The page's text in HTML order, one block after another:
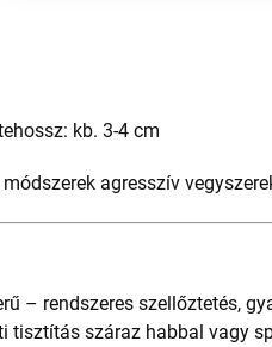
kb. 3-4 cm
agresszív
– rendszeres szellőztetés,
tisztítás száraz habbal vagy